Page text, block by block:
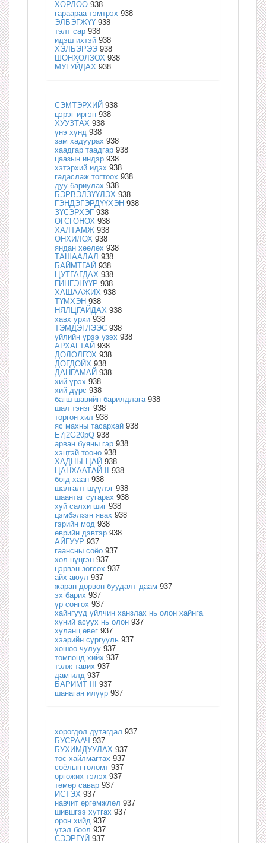
ХӨРЛӨӨ 938
гараараа тэмтрэх 938
ЭЛБЭГЖҮҮ 938
тэлт сар 938
идэш ихтэй 938
ХЭЛБЭРЭЭ 938
ШОНХОЛЗОХ 938
МУГУЙДАХ 938
СЭМТЭРХИЙ 938
цэрэг иргэн 938
ХУУЗТАХ 938
үнэ хүнд 938
зам хадуурах 938
хаадгар таадгар 938
цаазын индэр 938
хэтэрхий идэх 938
гадаслаж тогтоох 938
дуу бариулах 938
БЭРВЭЛЗҮҮЛЭХ 938
ГЭНДЭГЭРДҮҮХЭН 938
ЗҮСЭРХЭГ 938
ОГСГОНОХ 938
ХАЛТАМЖ 938
ОНХИЛОХ 938
яндан хөөлөх 938
ТАШААЛАЛ 938
БАЙМТГАЙ 938
ЦУТГАГДАХ 938
ГИНГЭНҮҮР 938
ХАШААЖИХ 938
ТҮМХЭН 938
НЯЛЦГАЙДАХ 938
хавх урхи 938
ТЭМДЭГЛЭЭС 938
үйлийн үрээ үзэх 938
АРХАГТАЙ 938
ДОЛОЛГОХ 938
ДОГДОЙХ 938
ДАНГАМАЙ 938
хий үрэх 938
хий дүрс 938
багш шавийн барилдлага 938
шал тэнэг 938
торгон хил 938
яс махны тасархай 938
E7j2G20pQ 938
арван буяны гэр 938
хэцтэй тооно 938
ХАДНЫ ЦАЙ 938
ЦАНХААТАЙ II 938
богд хаан 938
шалгалт шүүлэг 938
шаантаг сугарах 938
хуй салхи шиг 938
цэмбэлзэн явах 938
гэрийн мод 938
өврийн дэвтэр 938
АЙГУУР 937
гаансны соёо 937
хөл нүцгэн 937
цэрвэн зогсох 937
айх аюул 937
жаран дөрвөн буудалт даам 937
эх барих 937
үр сонгох 937
хайнгууд үйлчин ханзлах нь олон хайнга
хүний асуух нь олон 937
хуланц өвөг 937
хээрийн сургууль 937
хөшөө чулуу 937
төмпөнд хийх 937
тэлж тавих 937
дам илд 937
БАРИМТ III 937
шанаган илүүр 937
хорогдол дутагдал 937
БУСРААЧ 937
БУХИМДУУЛАХ 937
тос хайлмагтах 937
соёлын голомт 937
өргөжих тэлэх 937
төмөр савар 937
ИСТЭХ 937
навчит өргөмжлөл 937
шившгээ хутгах 937
орон хийд 937
үтэл боол 937
СЭЭРГҮЙ 937